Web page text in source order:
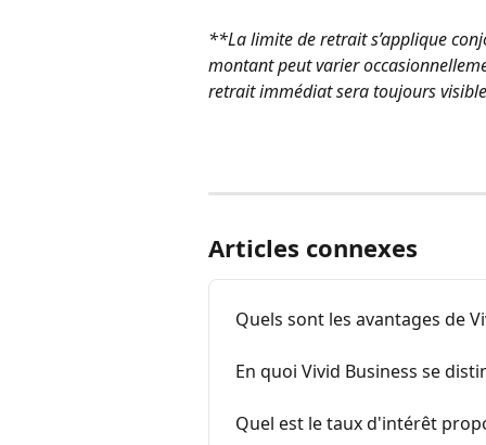
**La limite de retrait s’applique
montant peut varier
retrait immédiat sera toujours
Articles connexes
Quels sont les avantages de
En quoi Vivid Business se
Quel est le taux d'intérêt